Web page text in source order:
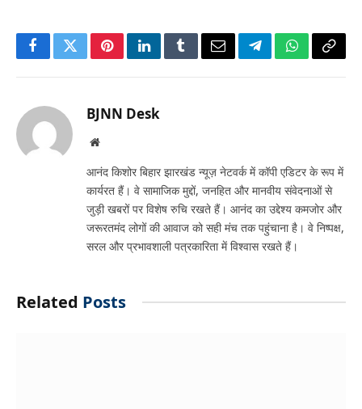
FacebookTwitterPinterestLinkedInTumblrEmailTelegramWhatsApp
Copy
BJNN Desk
Website
आनंद किशोर बिहार झारखंड न्यूज़ नेटवर्क में कॉपी एडिटर के रूप में
कार्यरत हैं। वे सामाजिक मुद्दों, जनहित और मानवीय संवेदनाओं से
जुड़ी खबरों पर विशेष रुचि रखते हैं। आनंद का उद्देश्य कमजोर और
जरूरतमंद लोगों की आवाज को सही मंच तक पहुंचाना है। वे निष्पक्ष,
सरल और प्रभावशाली पत्रकारिता में विश्वास रखते हैं।
Related Posts